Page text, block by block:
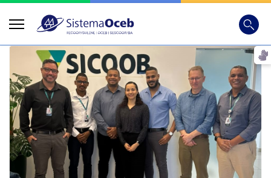
Busca